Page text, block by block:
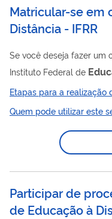
Matricular-se em
Distância - IFRR
Se você deseja fazer um
Instituto Federal de
Roraima, você precisa,
matricular-se no curso
Etapas para a realização
Quem pode utilizar este
Participar de
de Educação à